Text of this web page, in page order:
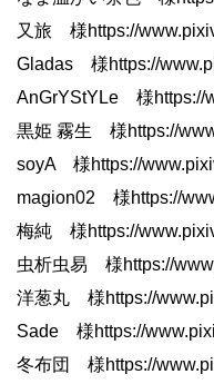
又旅 様https://
Gladas 様https://
AnGrYStYLe 様https://
黒姫 霧生 様https://
soyA 様https://
magion02 様https://
梅純 様https://
虫析虫易 様https://
洋葱丸 様https://
Sade 様https://
冬布団 様https://